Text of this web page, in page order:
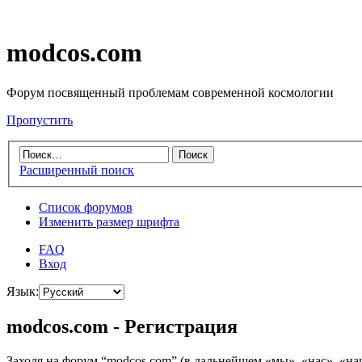
modcos.com
Форум посвященный проблемам современной космологии
Пропустить
Расширенный поиск
Список форумов
Изменить размер шрифта
FAQ
Вход
Язык:
modcos.com - Регистрация